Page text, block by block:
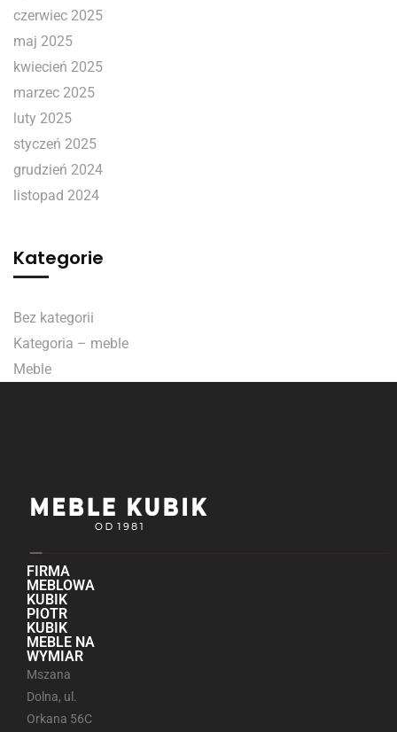
czerwiec 2025
maj 2025
kwiecień 2025
marzec 2025
luty 2025
styczeń 2025
grudzień 2024
listopad 2024
Kategorie
Bez kategorii
Kategoria – meble
Meble
FIRMA
MEBLOWA
KUBIK
PIOTR
KUBIK
MEBLE NA
WYMIAR
Mszana
Dolna, ul.
Orkana 56C